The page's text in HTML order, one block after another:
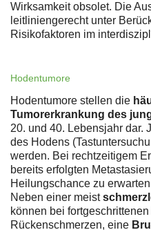
Wirksamkeit obsolet. Die
leitliniengerecht unter
Risikofaktoren im
Hodentumore
Hodentumore stellen die
Tumorerkrankung des
20. und 40. Lebensjahr dar.
des Hodens
werden. Bei rechtzeitigem
bereits erfolgten
Heilungschance zu
Neben einer meist
können bei
Rückenschmerzen, eine